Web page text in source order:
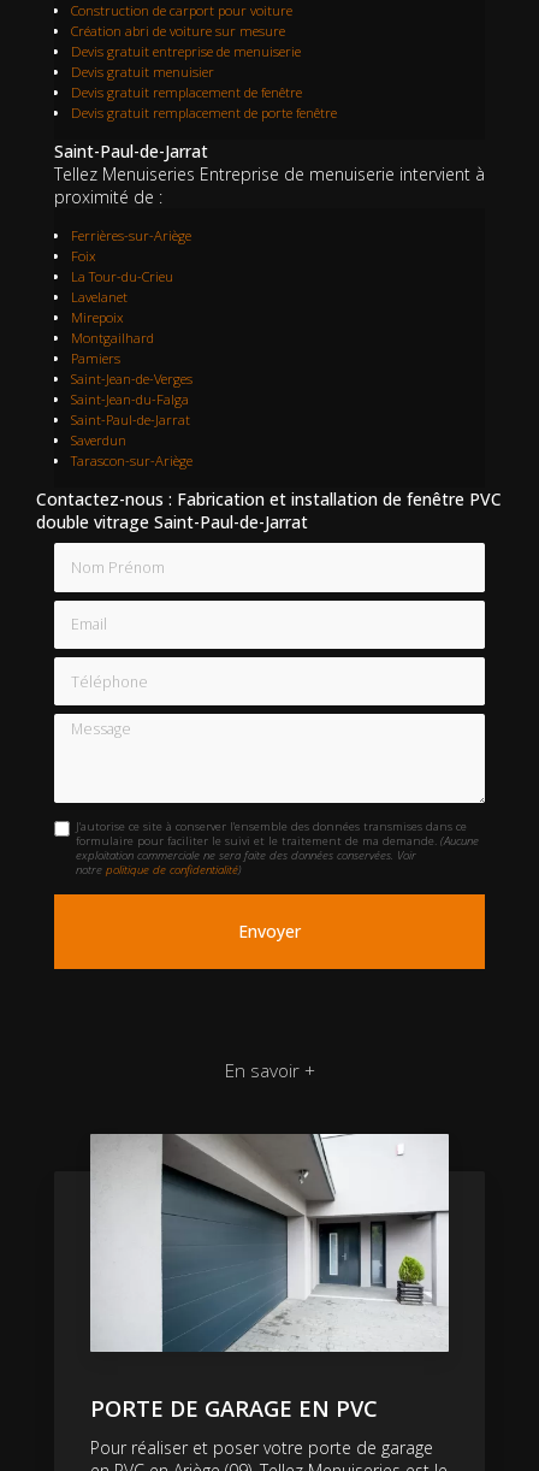
Construction de carport pour voiture
Création abri de voiture sur mesure
Devis gratuit entreprise de menuiserie
Devis gratuit menuisier
Devis gratuit remplacement de fenêtre
Devis gratuit remplacement de porte fenêtre
Saint-Paul-de-Jarrat
Tellez Menuiseries Entreprise de menuiserie intervient à
proximité de :
Ferrières-sur-Ariège
Foix
La Tour-du-Crieu
Lavelanet
Mirepoix
Montgailhard
Pamiers
Saint-Jean-de-Verges
Saint-Jean-du-Falga
Saint-Paul-de-Jarrat
Saverdun
Tarascon-sur-Ariège
Contactez-nous : Fabrication et installation de fenêtre PVC
double vitrage Saint-Paul-de-Jarrat
Email
Téléphone
Message
J'autorise ce site à conserver l'ensemble des données transmises dans ce
formulaire pour faciliter le suivi et le traitement de ma demande.(Aucune
exploitation commerciale ne sera faite des données conservées. Voir
notrepolitique de confidentialité)
En savoir +
PORTE DE GARAGE EN PVC
Pour réaliser et poser votre porte de garage